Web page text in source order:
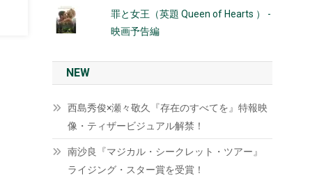
罪と女王（英題 Queen of Hearts ） -
映画予告編
NEW
西島秀俊×瀬々敬久『存在のすべてを』特報映
像・ティザービジュアル解禁！
南沙良『マジカル・シークレット・ツアー』
ライジング・スター賞を受賞！